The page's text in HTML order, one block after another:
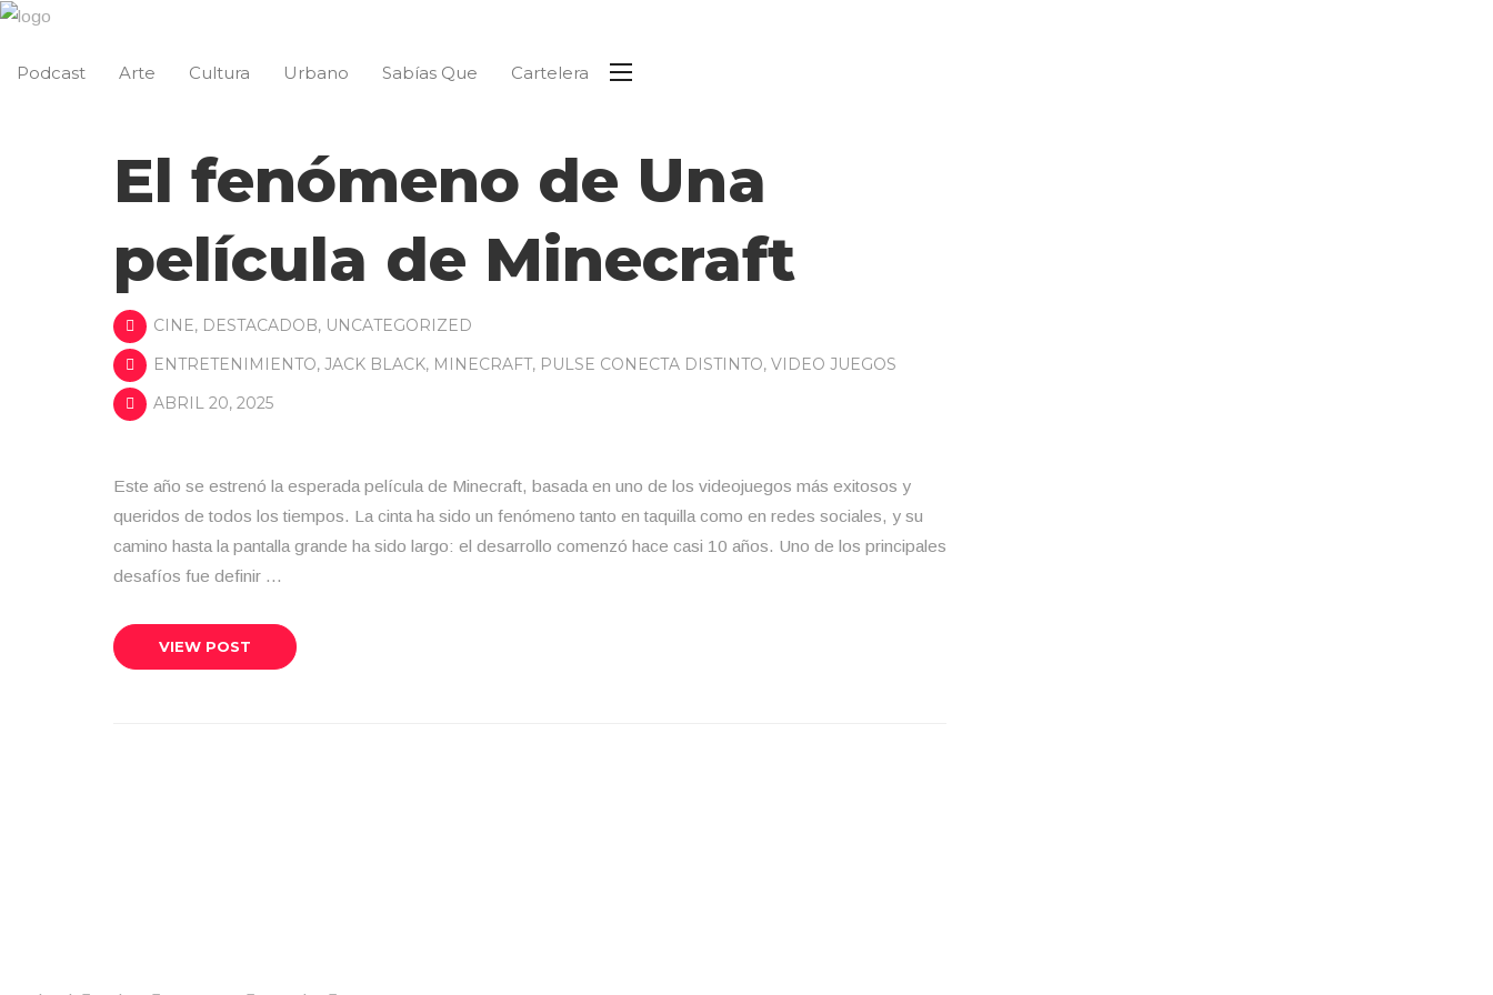
Podcast Arte Cultura Urbano Sabías Que Cartelera
El fenómeno de Una
película de Minecraft
CINE, DESTACADOB, UNCATEGORIZED
ENTRETENIMIENTO, JACK BLACK, MINECRAFT, PULSE CONECTA DISTINTO, VIDEO JUEGOS
ABRIL 20, 2025
Este año se estrenó la esperada película de Minecraft, basada en uno de los videojuegos más exitosos y
queridos de todos los tiempos. La cinta ha sido un fenómeno tanto en taquilla como en redes sociales, y su
camino hasta la pantalla grande ha sido largo: el desarrollo comenzó hace casi 10 años. Uno de los principales
desafíos fue definir …
VIEW POST